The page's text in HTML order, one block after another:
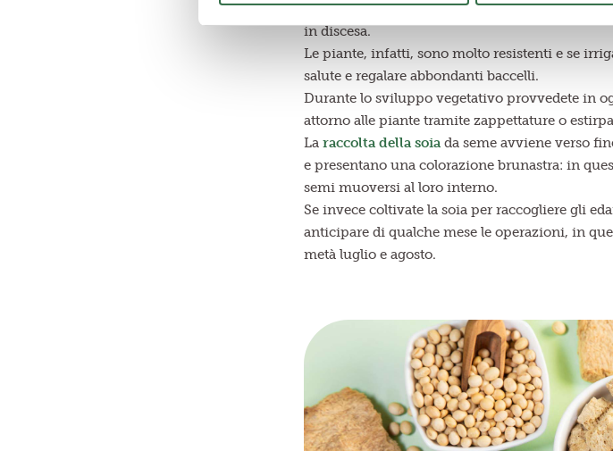
Lacoltivazione della soiapresenta solo
in discesa.
Le piante, infatti, sono molto resistenti e se
salute e regalare abbondanti baccelli.
Durante lo sviluppo vegetativo provvedete in
attorno alle piante tramite zappettature o
La raccolta della soiada seme avviene verso
e presentano una colorazione brunastra: in
semi muoversi al loro interno.
Se invece coltivate la soia per raccogliere gli
anticipare di qualche mese le operazioni, in
metà luglio e agosto.